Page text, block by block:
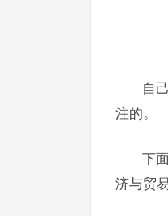
自
注的。
下
济与贸